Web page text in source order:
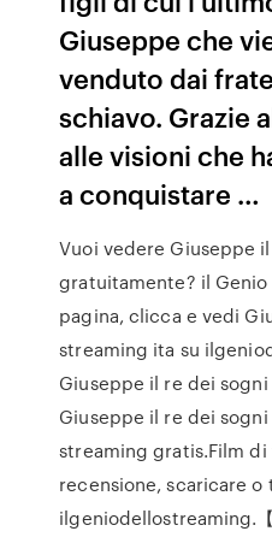
Giuseppe che
venduto dai
schiavo. Grazie
alle visioni che
a conquistare …
Vuoi vedere Giuseppe
gratuitamente? il
pagina, clicca e vedi
streaming ita su
Giuseppe il re dei
Giuseppe il re dei
streaming gratis.Film
recensione, scaricare o
ilgeniodellostreaming.